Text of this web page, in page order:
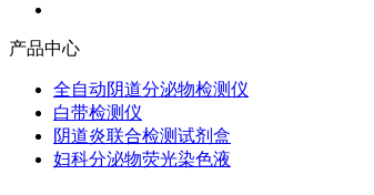
产品中心
全自动阴道分泌物检测仪
白带检测仪
阴道炎联合检测试剂盒
妇科分泌物荧光染色液